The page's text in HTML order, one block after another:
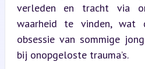
verleden en tracht via
waarheid te vinden, wat
obsessie van sommige
bij onopgeloste trauma’s.